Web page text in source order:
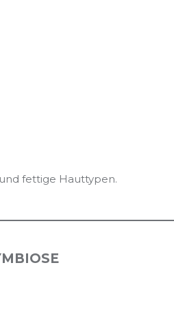
fettige Hauttypen.